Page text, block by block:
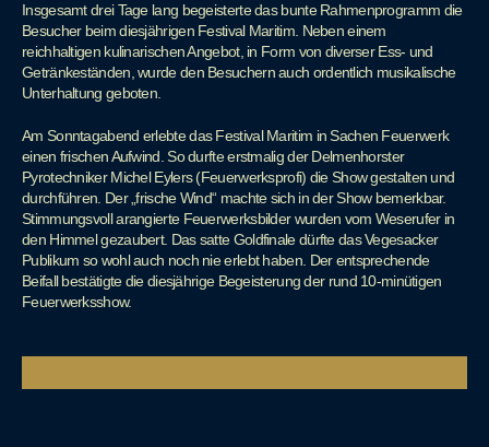
Insgesamt drei Tage lang begeisterte das bunte Rahmenprogramm die
Besucher beim diesjährigen Festival Maritim. Neben einem
reichhaltigen kulinarischen Angebot, in Form von diverser Ess- und
Getränkeständen, wurde den Besuchern auch ordentlich musikalische
Unterhaltung geboten.
Am Sonntagabend erlebte das Festival Maritim in Sachen Feuerwerk
einen frischen Aufwind. So durfte erstmalig der Delmenhorster
Pyrotechniker Michel Eylers (Feuerwerksprofi) die Show gestalten und
durchführen. Der „frische Wind“ machte sich in der Show bemerkbar.
Stimmungsvoll arangierte Feuerwerksbilder wurden vom Weserufer in
den Himmel gezaubert. Das satte Goldfinale dürfte das Vegesacker
Publikum so wohl auch noch nie erlebt haben. Der entsprechende
Beifall bestätigte die diesjährige Begeisterung der rund 10-minütigen
Feuerwerksshow.